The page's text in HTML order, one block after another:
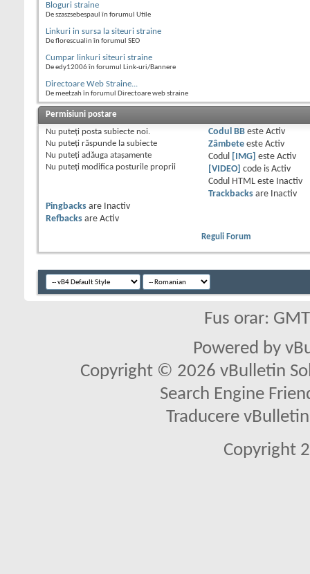
Bloguri straine
De szaszsebespaul în forumul Utile
Linkuri in sursa la siteuri straine
De florescualin în forumul SEO
Cumpar linkuri siteuri straine
De edy12006 în forumul Link-uri/Bannere
Directoare Web Straine...
De meetzah în forumul Directoare web straine
Permisiuni postare
Nu puteţi posta subiecte noi.
Nu puteţi răspunde la subiecte
Nu puteţi adăuga ataşamente
Nu puteţi modifica posturile proprii
Codul BBeste Activ
Zâmbeteeste Activ
Codul
[IMG] este Activ
[VIDEO]
code is Activ
Codul HTML este
Inactiv
Trackbacksare
Inactiv
Pingbacks are
Inactiv
Refbacks are Activ
Reguli Forum
Fus orar:
Powered by
Copyright © 2026 vBulletin
Search Engine
Traducere
Copyright